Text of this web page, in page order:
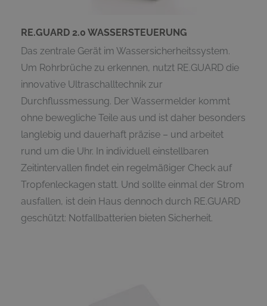
RE.GUARD 2.0 WASSERSTEUERUNG
Das zentrale Gerät im Wassersicherheitssystem.
Um Rohrbrüche zu erkennen, nutzt RE.GUARD die
innovative Ultraschalltechnik zur
Durchflussmessung. Der Wassermelder kommt
ohne bewegliche Teile aus und ist daher besonders
langlebig und dauerhaft präzise – und arbeitet
rund um die Uhr. In individuell einstellbaren
Zeitintervallen findet ein regelmäßiger Check auf
Tropfenleckagen statt. Und sollte einmal der Strom
ausfallen, ist dein Haus dennoch durch RE.GUARD
geschützt: Notfallbatterien bieten Sicherheit.